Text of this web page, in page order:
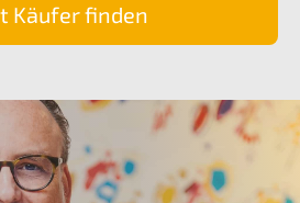
Käufer finden